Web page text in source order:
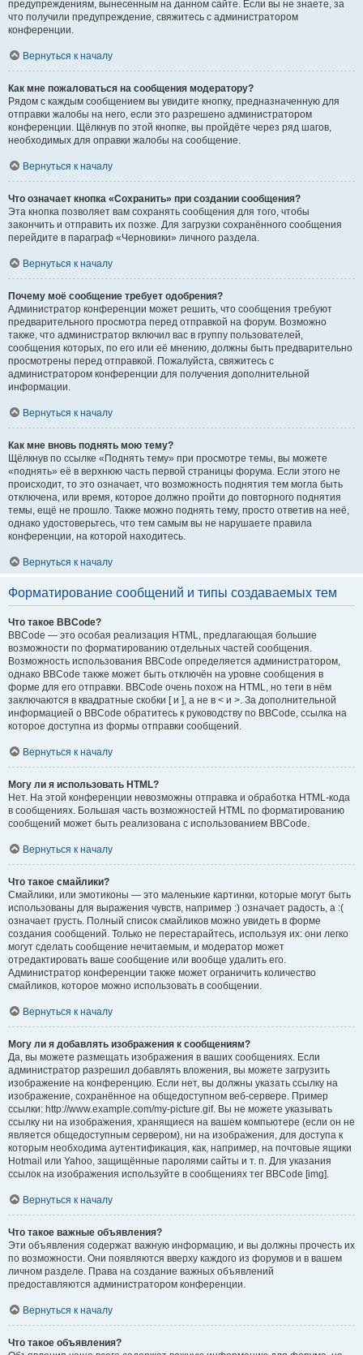
предупреждениям, вынесенным на данном сайте. Если вы не знаете, за
что получили предупреждение, свяжитесь с администратором
конференции.
Вернуться к началу
Как мне пожаловаться на сообщения модератору?
Рядом с каждым сообщением вы увидите кнопку, предназначенную для
отправки жалобы на него, если это разрешено администратором
конференции. Щёлкнув по этой кнопке, вы пройдёте через ряд шагов,
необходимых для оправки жалобы на сообщение.
Вернуться к началу
Что означает кнопка «Сохранить» при создании сообщения?
Эта кнопка позволяет вам сохранять сообщения для того, чтобы
закончить и отправить их позже. Для загрузки сохранённого сообщения
перейдите в параграф «Черновики» личного раздела.
Вернуться к началу
Почему моё сообщение требует одобрения?
Администратор конференции может решить, что сообщения требуют
предварительного просмотра перед отправкой на форум. Возможно
также, что администратор включил вас в группу пользователей,
сообщения которых, по его или её мнению, должны быть предварительно
просмотрены перед отправкой. Пожалуйста, свяжитесь с
администратором конференции для получения дополнительной
информации.
Вернуться к началу
Как мне вновь поднять мою тему?
Щёлкнув по ссылке «Поднять тему» при просмотре темы, вы можете
«поднять» её в верхнюю часть первой страницы форума. Если этого не
происходит, то это означает, что возможность поднятия тем могла быть
отключена, или время, которое должно пройти до повторного поднятия
темы, ещё не прошло. Также можно поднять тему, просто ответив на неё,
однако удостоверьтесь, что тем самым вы не нарушаете правила
конференции, на которой находитесь.
Вернуться к началу
Форматирование сообщений и типы создаваемых тем
Что такое BBCode?
BBCode — это особая реализация HTML, предлагающая большие
возможности по форматированию отдельных частей сообщения.
Возможность использования BBCode определяется администратором,
однако BBCode также может быть отключён на уровне сообщения в
форме для его отправки. BBCode очень похож на HTML, но теги в нём
заключаются в квадратные скобки [ и ], а не в < и >. За дополнительной
информацией о BBCode обратитесь к руководству по BBCode, ссылка на
которое доступна из формы отправки сообщений.
Вернуться к началу
Могу ли я использовать HTML?
Нет. На этой конференции невозможны отправка и обработка HTML-кода
в сообщениях. Большая часть возможностей HTML по форматированию
сообщений может быть реализована с использованием BBCode.
Вернуться к началу
Что такое смайлики?
Смайлики, или эмотиконы — это маленькие картинки, которые могут быть
использованы для выражения чувств, например :) означает радость, а :(
означает грусть. Полный список смайликов можно увидеть в форме
создания сообщений. Только не перестарайтесь, используя их: они легко
могут сделать сообщение нечитаемым, и модератор может
отредактировать ваше сообщение или вообще удалить его.
Администратор конференции также может ограничить количество
смайликов, которое можно использовать в сообщении.
Вернуться к началу
Могу ли я добавлять изображения к сообщениям?
Да, вы можете размещать изображения в ваших сообщениях. Если
администратор разрешил добавлять вложения, вы можете загрузить
изображение на конференцию. Если нет, вы должны указать ссылку на
изображение, сохранённое на общедоступном веб-сервере. Пример
ссылки: http://www.example.com/my-picture.gif. Вы не можете указывать
ссылку ни на изображения, хранящиеся на вашем компьютере (если он не
является общедоступным сервером), ни на изображения, для доступа к
которым необходима аутентификация, как, например, на почтовые ящики
Hotmail или Yahoo, защищённые паролями сайты и т. п. Для указания
ссылок на изображения используйте в сообщениях тег BBCode [img].
Вернуться к началу
Что такое важные объявления?
Эти объявления содержат важную информацию, и вы должны прочесть их
по возможности. Они появляются вверху каждого из форумов и в вашем
личном разделе. Права на создание важных объявлений
предоставляются администратором конференции.
Вернуться к началу
Что такое объявления?